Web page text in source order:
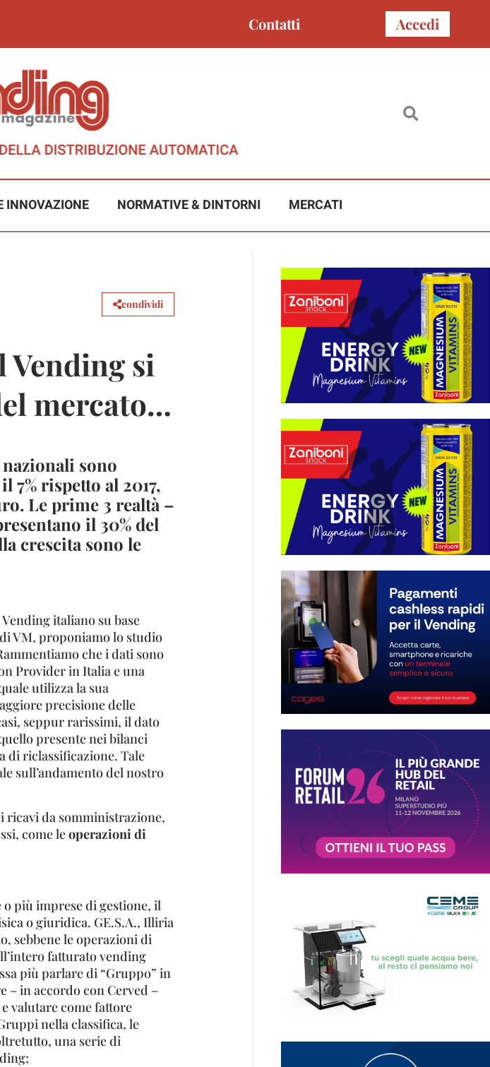
Contatti Accedi
INNOVAZIONE NORMATIVE & DINTORNI MERCATI
condividi
si
mercato…
sono
rispetto al 2017,
Le prime 3 realtà –
il 30% del
crescita sono le
italiano su base
VM, proponiamo lo studio
che i dati sono
Provider in Italia e una
utilizza la sua
precisione delle
seppur rarissimi, il dato
presente nei bilanci
di riclassificazione. Tale
sull’andamento del nostro
ricavi da somministrazione,
come leoperazioni di
più imprese di gestione, il
o giuridica. GE.S.A., Illiria
sebbene le operazioni di
fatturato vending
più parlare di “Gruppo” in
– in accordo con Cerved –
valutare come fattore
nella classifica, le
una serie di